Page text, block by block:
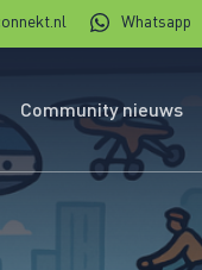
Whatsapp
Community nieuws